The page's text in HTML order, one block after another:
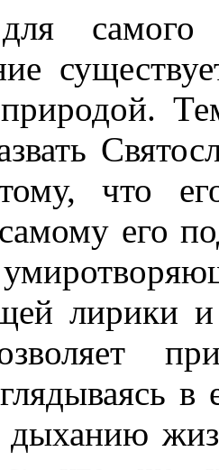
что
его
лирики и
дыханию